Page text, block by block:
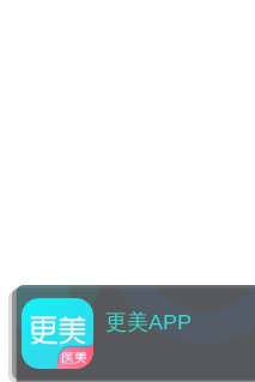
更美APP